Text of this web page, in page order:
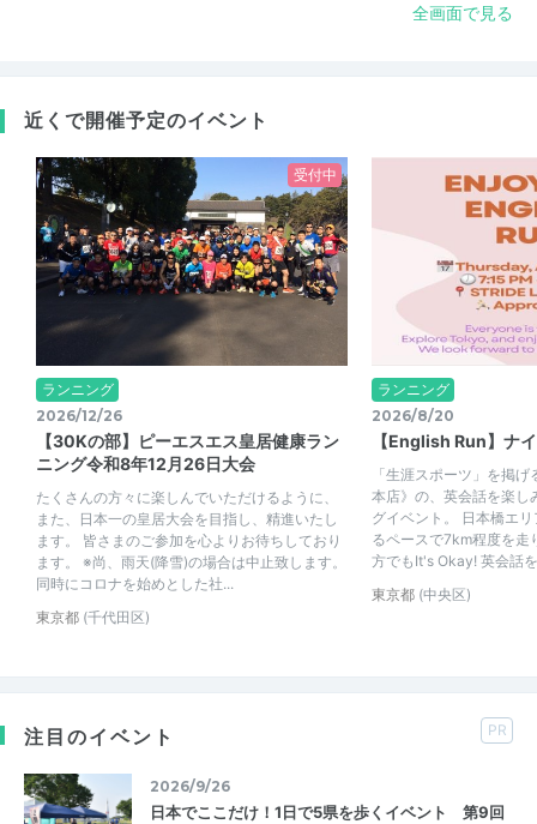
全画面で見る
近くで開催予定のイベント
受付中
ランニング
2026/12/26
【30Kの部】ピーエスエス皇居健康ラン
ニング令和8年12月26日大会
たくさんの方々に楽しんでいただけるように、
また、日本一の皇居大会を目指し、精進いたし
ます。 皆さまのご参加を心よりお待ちしており
ます。 ※尚、雨天(降雪)の場合は中止致します。
同時にコロナを始めとした社...
東京都 (千代田区)
ランニング
2026/8/20
【English Run】ナ
「生涯スポーツ」を掲
本店》の、英会話を楽し
グイベント。 日本橋エ
るペースで7km程度を走
方でもIt's Okay! 英会話
東京都 (中央区)
注目のイベント PR
2026/9/26
日本でここだけ！1日で5県を歩くイベント 第9回